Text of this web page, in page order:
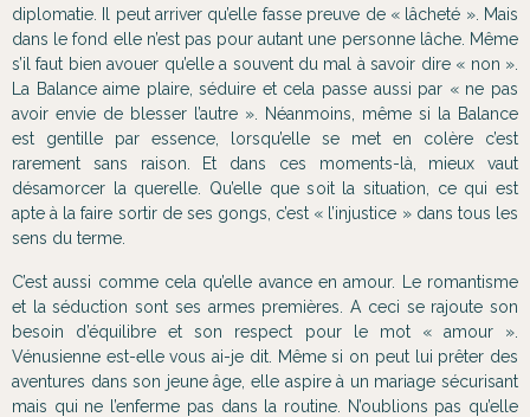
diplomatie. Il peut arriver qu’elle fasse preuve de « lâcheté ». Mais
dans le fond elle n’est pas pour autant une personne lâche. Même
s’il faut bien avouer qu’elle a souvent du mal à savoir dire « non ».
La Balance aime plaire, séduire et cela passe aussi par « ne pas
avoir envie de blesser l’autre ». Néanmoins, même si la Balance
est gentille par essence, lorsqu’elle se met en colère c’est
rarement sans raison. Et dans ces moments-là, mieux vaut
désamorcer la querelle. Qu’elle que soit la situation, ce qui est
apte à la faire sortir de ses gongs, c’est « l’injustice » dans tous les
sens du terme.
C’est aussi comme cela qu’elle avance en amour. Le romantisme
et la séduction sont ses armes premières. A ceci se rajoute son
besoin d’équilibre et son respect pour le mot « amour ».
Vénusienne est-elle vous ai-je dit. Même si on peut lui prêter des
aventures dans son jeune âge, elle aspire à un mariage sécurisant
mais qui ne l’enferme pas dans la routine. N’oublions pas qu’elle